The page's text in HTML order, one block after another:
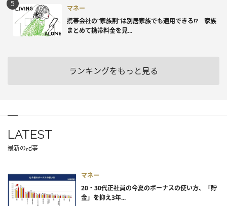
マネー
携帯会社の“家族割”は別居家族でも適用できる!? 家族
まとめて携帯料金を見...
ランキングをもっと見る
LATEST
最新の記事
マネー
20・30代正社員の今夏のボーナスの使い方、「貯
金」を抑え3年...